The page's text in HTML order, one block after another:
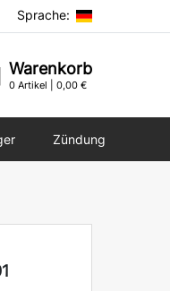
Sprache:
Warenkorb
0 Artikel | 0,00 €
Zündung